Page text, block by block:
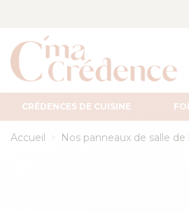
CRÉDENCES DE CUISINE
Accueil Nos panneaux de salle de